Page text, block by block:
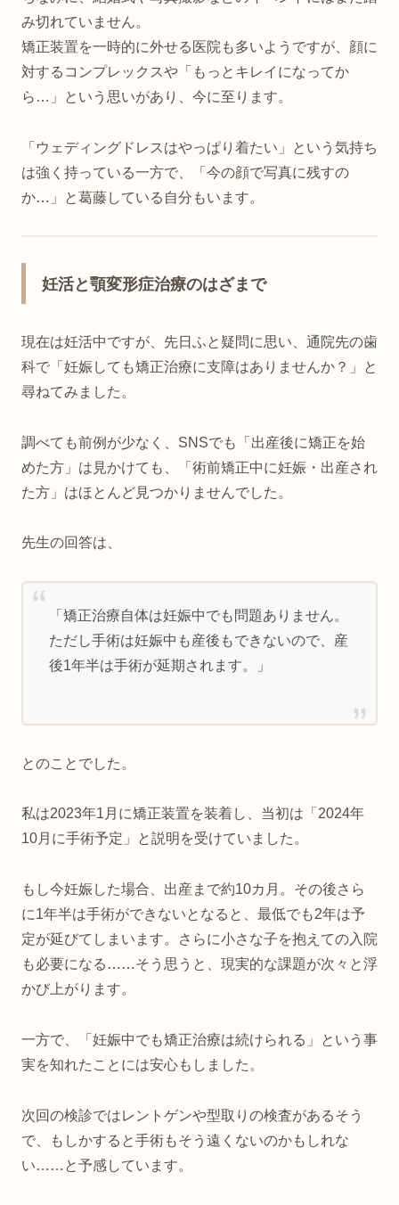
み切れていません。
矯正装置を一時的に外せる医院も多いようですが、顔に
対するコンプレックスや「もっとキレイになってか
ら…」という思いがあり、今に至ります。
「ウェディングドレスはやっぱり着たい」という気持ち
は強く持っている一方で、「今の顔で写真に残すの
か…」と葛藤している自分もいます。
妊活と顎変形症治療のはざまで
現在は妊活中ですが、先日ふと疑問に思い、通院先の歯
科で「妊娠しても矯正治療に支障はありませんか？」と
尋ねてみました。
調べても前例が少なく、SNSでも「出産後に矯正を始
めた方」は見かけても、「術前矯正中に妊娠・出産され
た方」はほとんど見つかりませんでした。
先生の回答は、
「矯正治療自体は妊娠中でも問題ありません。
ただし手術は妊娠中も産後もできないので、産
後1年半は手術が延期されます。」
とのことでした。
私は2023年1月に矯正装置を装着し、当初は「2024年
10月に手術予定」と説明を受けていました。
もし今妊娠した場合、出産まで約10カ月。その後さら
に1年半は手術ができないとなると、最低でも2年は予
定が延びてしまいます。さらに小さな子を抱えての入院
も必要になる……そう思うと、現実的な課題が次々と浮
かび上がります。
一方で、「妊娠中でも矯正治療は続けられる」という事
実を知れたことには安心もしました。
次回の検診ではレントゲンや型取りの検査があるそう
で、もしかすると手術もそう遠くないのかもしれな
い……と予感しています。